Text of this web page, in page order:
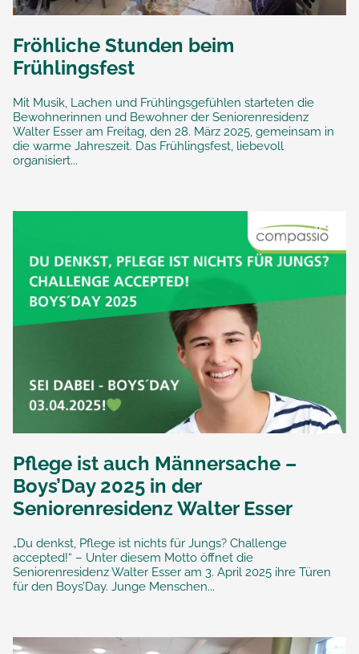
Fröhliche Stunden beim
Frühlingsfest
Mit Musik, Lachen und Frühlingsgefühlen starteten die
Bewohnerinnen und Bewohner der Seniorenresidenz
Walter Esser am Freitag, den 28. März 2025, gemeinsam in
die warme Jahreszeit. Das Frühlingsfest, liebevoll
organisiert...
Pflege ist auch Männersache –
Boys’Day 2025 in der
Seniorenresidenz Walter Esser
„Du denkst, Pflege ist nichts für Jungs? Challenge
accepted!“ – Unter diesem Motto öffnet die
Seniorenresidenz Walter Esser am 3. April 2025 ihre Türen
für den Boys’Day. Junge Menschen...